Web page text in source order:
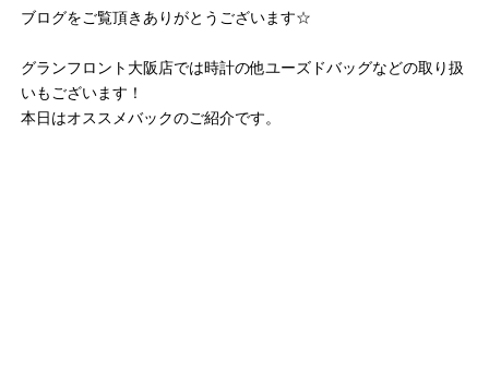
ブログをご覧頂きありがとうございます☆
グランフロント大阪店では時計の他ユーズドバッグなどの取り扱
いもございます！
本日はオススメバックのご紹介です。